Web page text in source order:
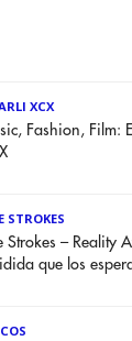
XCX
Fashion, Film:
STROKES
Strokes – Reality
que los